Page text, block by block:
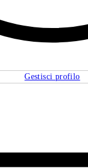
Gestisci profilo